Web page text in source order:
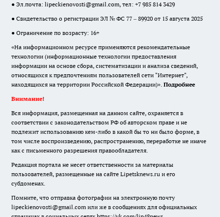
● Эл.почта: lipeckienovosti@gmail.com, тел: +7 985 814 3429
● Свидетельство о регистрации ЭЛ № ФС 77 – 89920 от 15 августа 2025
● Ограничение по возрасту: 16+
«На информационном ресурсе применяются рекомендательные
технологии (информационные технологии предоставления
информации на основе сбора, систематизации и анализа сведений,
относящихся к предпочтениям пользователей сети "Интернет",
находящихся на территории Российской Федерации)». Подробнее
Внимание!
Вся информация, размещенная на данном сайте, охраняется в
соответствии с законодательством РФ об авторском праве и не
подлежит использованию кем-либо в какой бы то ни было форме, в
том числе воспроизведению, распространению, переработке не иначе
как с письменного разрешения правообладателя.
Редакция портала не несет ответственности за материалы
пользователей, размещенные на сайте Lipetsknews.ru и его
субдоменах.
Помните, что отправка фотографии на электронную почту
lipeckienovosti@gmail.com или же в сообщениях для официальных